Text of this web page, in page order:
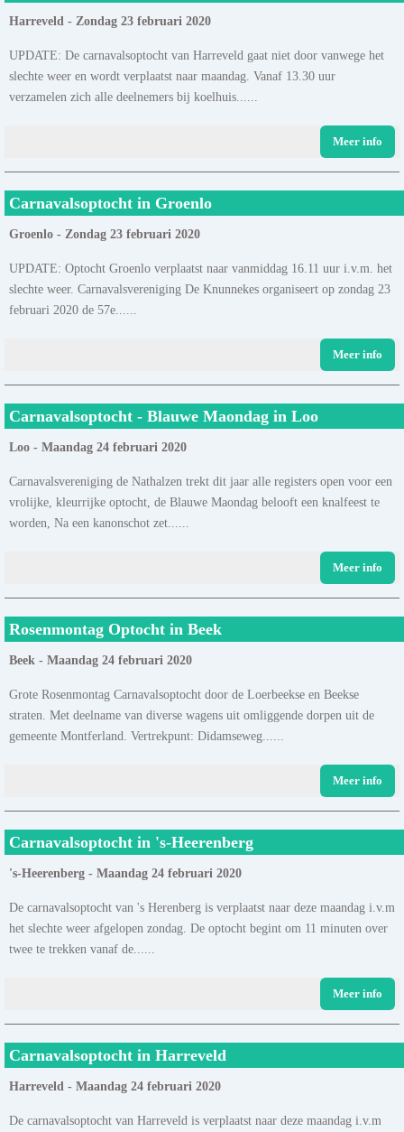
Harreveld - Zondag 23 februari 2020
UPDATE: De carnavalsoptocht van Harreveld gaat niet door vanwege het
slechte weer en wordt verplaatst naar maandag. Vanaf 13.30 uur
verzamelen zich alle deelnemers bij koelhuis......
Meer info
Carnavalsoptocht in Groenlo
Groenlo - Zondag 23 februari 2020
UPDATE: Optocht Groenlo verplaatst naar vanmiddag 16.11 uur i.v.m. het
slechte weer. Carnavalsvereniging De Knunnekes organiseert op zondag 23
februari 2020 de 57e......
Meer info
Carnavalsoptocht - Blauwe Maondag in Loo
Loo - Maandag 24 februari 2020
Carnavalsvereniging de Nathalzen trekt dit jaar alle registers open voor een
vrolijke, kleurrijke optocht, de Blauwe Maondag belooft een knalfeest te
worden, Na een kanonschot zet......
Meer info
Rosenmontag Optocht in Beek
Beek - Maandag 24 februari 2020
Grote Rosenmontag Carnavalsoptocht door de Loerbeekse en Beekse
straten. Met deelname van diverse wagens uit omliggende dorpen uit de
gemeente Montferland. Vertrekpunt: Didamseweg......
Meer info
Carnavalsoptocht in 's-Heerenberg
's-Heerenberg - Maandag 24 februari 2020
De carnavalsoptocht van 's Herenberg is verplaatst naar deze maandag i.v.m
het slechte weer afgelopen zondag. De optocht begint om 11 minuten over
twee te trekken vanaf de......
Meer info
Carnavalsoptocht in Harreveld
Harreveld - Maandag 24 februari 2020
De carnavalsoptocht van Harreveld is verplaatst naar deze maandag i.v.m